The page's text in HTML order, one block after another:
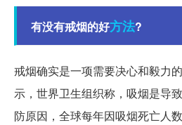
有没有戒烟的好方法?
戒烟确实是一项需要决心和毅力
示，世界卫生组织称，吸烟是导
防原因，全球每年因吸烟死亡人